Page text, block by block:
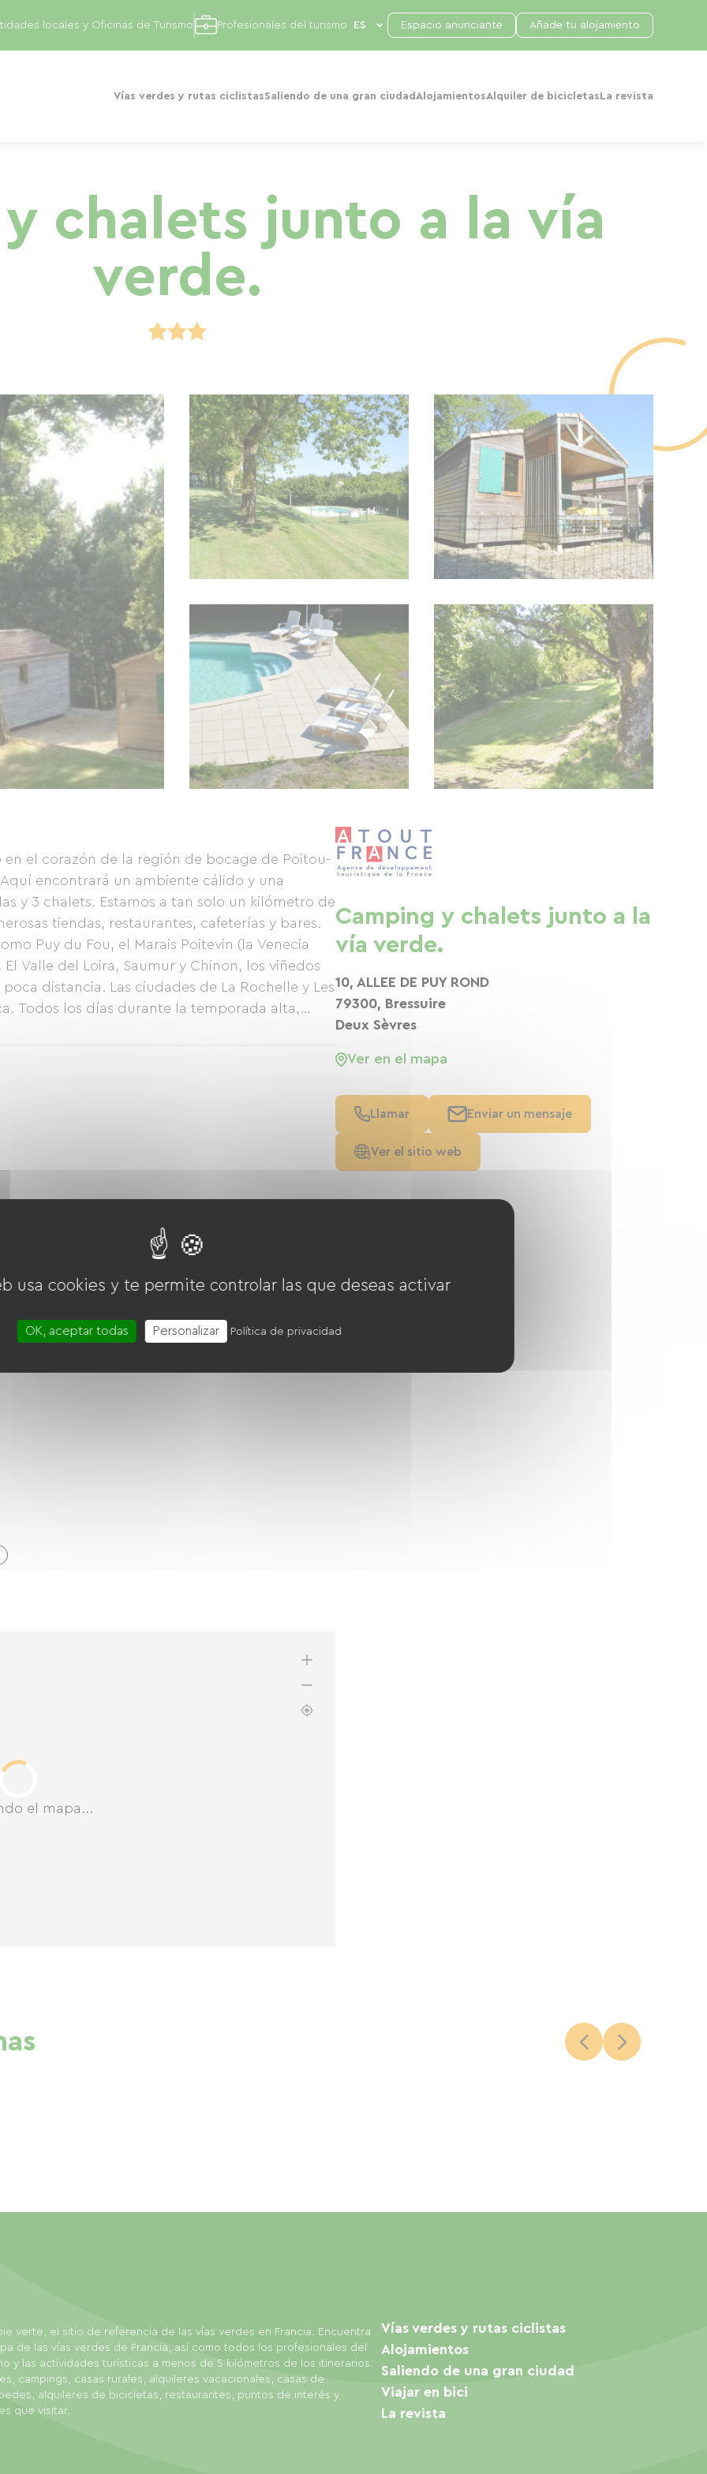
Vías verdes y rutas ciclistasSaliendo de una gran ciudad AlojamientosAlquiler de bicicletas La revista
locales y Oficinas de Turismo Profesionales del turismo Espacio anunciante Añade tu alojamiento
chalets junto a la vía
verde.
el corazón de la región de bocage de Poitou-
encontrará un ambiente cálido y una
y 3 chalets. Estamos a tan solo un kilómetro de
tiendas, restaurantes, cafeterías y bares.
Puy du Fou, el Marais Poitevin (la Venecia
Valle del Loira, Saumur y Chinon, los viñedos
distancia. Las ciudades de La Rochelle y Les
Todos los días durante la temporada alta,
la naturaleza y la tranquilidad en el camping o
Boulodrome / Pétanque court
Instalaciones sanitarias comunes
el mapa...
Camping y chalets junto a la
vía verde.
10, ALLEE DE PUY ROND
79300, Bressuire
Deux Sèvres
Ver en el mapa
Llamar Enviar un mensaje
Ver el sitio web
verte, el sitio de referencia de las vías verdes en Francia. Encuentra
de las vías verdes de Francia, así como todos los profesionales del
y las actividades turísticas a menos de 5 kilómetros de los itinerarios:
campings, casas rurales, alquileres vacacionales, casas de
alquileres de bicicletas, restaurantes, puntos de interés y
que visitar.
Vías verdes y rutas ciclistas
Alojamientos
Saliendo de una gran ciudad
Viajar en bici
La revista
usa cookies y te permite controlar las que deseas activar
OK, aceptar todas Personalizar Política de privacidad